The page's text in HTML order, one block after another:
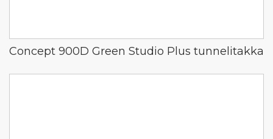
Concept 900D Green Studio Plus tunnelitakka